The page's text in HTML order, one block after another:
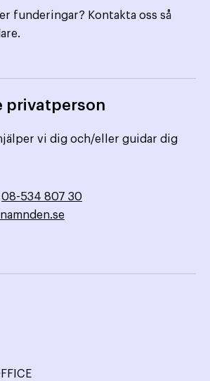
funderingar? Kontakta oss så
privatperson
vi dig och/eller guidar dig
08-534 807 30